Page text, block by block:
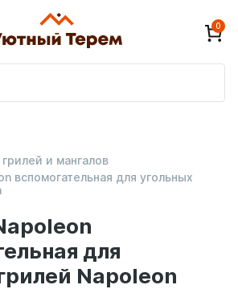
0
для
Napoleon
и мангалов
вспомогательная для угольных